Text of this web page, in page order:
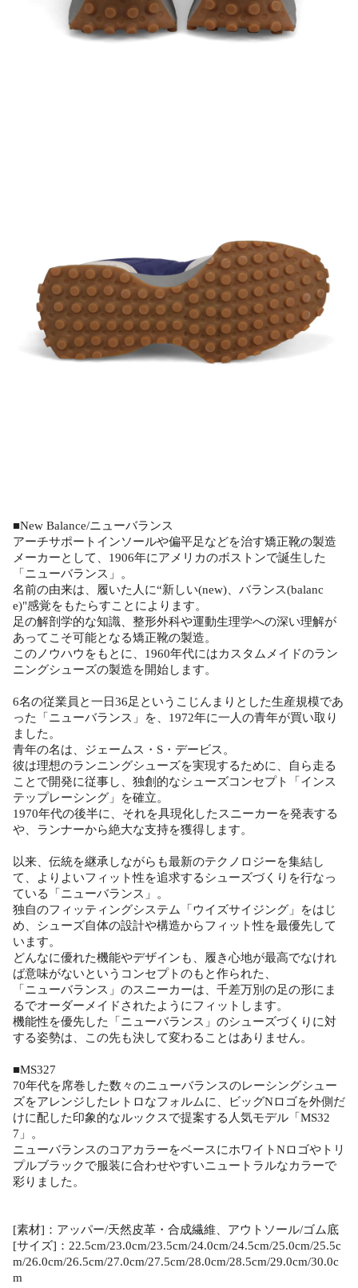
■New Balance/ニューバランス
アーチサポートインソールや偏平足などを治す矯正靴の製造
メーカーとして、1906年にアメリカのボストンで誕生した
「ニューバランス」。
名前の由来は、履いた人に“新しい(new)、バランス(balanc
e)"感覚をもたらすことによります。
足の解剖学的な知識、整形外科や運動生理学への深い理解が
あってこそ可能となる矯正靴の製造。
このノウハウをもとに、1960年代にはカスタムメイドのラン
ニングシューズの製造を開始します。
6名の従業員と一日36足というこじんまりとした生産規模であ
った「ニューバランス」を、1972年に一人の青年が買い取り
ました。
青年の名は、ジェームス・S・デービス。
彼は理想のランニングシューズを実現するために、自ら走る
ことで開発に従事し、独創的なシューズコンセプト「インス
テップレーシング」を確立。
1970年代の後半に、それを具現化したスニーカーを発表する
や、ランナーから絶大な支持を獲得します。
以来、伝統を継承しながらも最新のテクノロジーを集結し
て、よりよいフィット性を追求するシューズづくりを行なっ
ている「ニューバランス」。
独自のフィッティングシステム「ウイズサイジング」をはじ
め、シューズ自体の設計や構造からフィット性を最優先して
います。
どんなに優れた機能やデザインも、履き心地が最高でなけれ
ば意味がないというコンセプトのもと作られた、
「ニューバランス」のスニーカーは、千差万別の足の形にま
るでオーダーメイドされたようにフィットします。
機能性を優先した「ニューバランス」のシューズづくりに対
する姿勢は、この先も決して変わることはありません。
■MS327
70年代を席巻した数々のニューバランスのレーシングシュー
ズをアレンジしたレトロなフォルムに、ビッグNロゴを外側だ
けに配した印象的なルックスで提案する人気モデル「MS32
7」。
ニューバランスのコアカラーをベースにホワイトNロゴやトリ
プルブラックで服装に合わせやすいニュートラルなカラーで
彩りました。
[素材]：アッパー/天然皮革・合成繊維、アウトソール/ゴム底
[サイズ]：22.5cm/23.0cm/23.5cm/24.0cm/24.5cm/25.0cm/25.5c
m/26.0cm/26.5cm/27.0cm/27.5cm/28.0cm/28.5cm/29.0cm/30.0c
m